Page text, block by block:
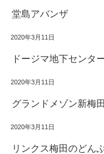
堂島アバンザ
2020年3月11日
ドージマ地下センタ
2020年3月11日
グランドメゾン新梅
2020年3月11日
リンクス梅田のどん